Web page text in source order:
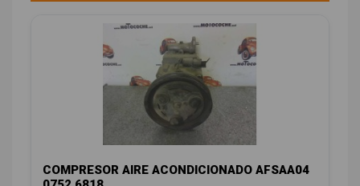
COMPRESOR AIRE ACONDICIONADO AFSAA04